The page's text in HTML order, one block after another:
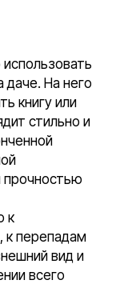
даче. На него
книгу или
стильно и
прочностью
к
к перепадам
вид и
всего